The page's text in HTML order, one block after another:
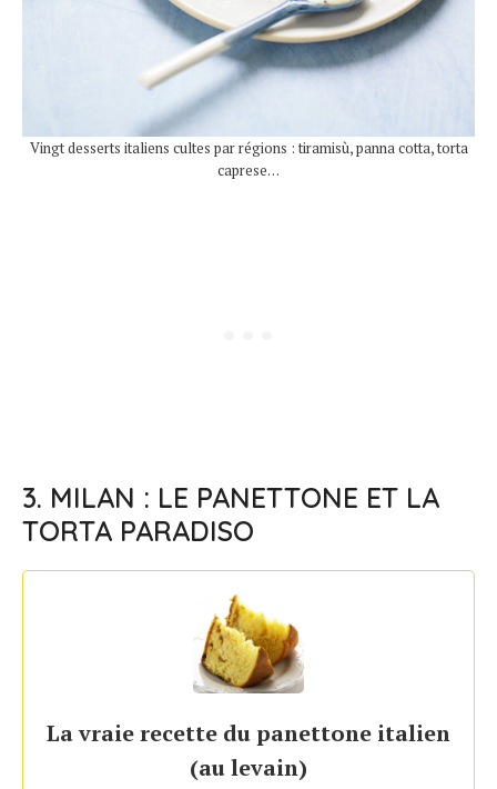
Vingt desserts italiens cultes par régions : tiramisù, panna cotta, torta
caprese…
3. MILAN : LE PANETTONE ET LA
TORTA PARADISO
La vraie recette du panettone italien
(au levain)